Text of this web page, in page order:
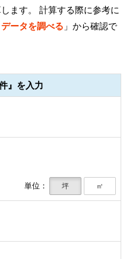
ます。 計算する際に参考に
ータを調べる 」から確認で
』を入力
単位： 坪 ㎡